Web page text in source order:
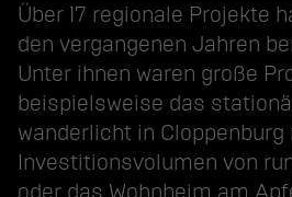
Über 17 regionale Projekte
den vergangenen Jahren
Unter ihnen waren große
beispielsweise das
wanderlicht in
Investitionsvolumen von